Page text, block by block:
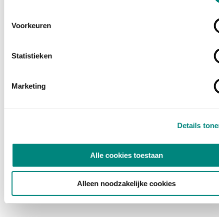
Voorkeuren
Statistieken
Marketing
Details
Alle cookies toestaan
Alleen noodzakelijke cookies